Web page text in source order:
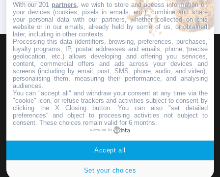
HOMEPAGEREDAZIONEINVIA UN COMUNICATO STAMPA
PUBBLICITÀSCRIVI AL DIRETTORE
Copyright © 2016 - 2025 ASD Fondo Italia - Partita Iva: IT 03855110049
With our 201 partners , we wish to store and access information on
your devices (cookies, pixels in emails, etc.), combine and share
your personal data with our partners, whether collected on this
website or in our emails, already held by some of us, or obtained
later, including in other contexts.
Processing this data (identifiers, browsing, preferences, purchases,
loyalty programs, IP, postal addresses and emails, phone, precise
geolocation, etc.) allows developing and offering you services,
content, commercial offers and ads across your devices and
screens (including by email, post, SMS, phone, audio, and video),
personalising them, measuring their performance, and analysing
audiences.
You can "accept all" and withdraw your consent at any time via the
"cookie" icon, or refuse trackers and activities subject to consent by
clicking the X Closing button. You can also "set detailed
preferences" and object to processing activities not subject to
consent. These choices remain valid for 6 months.
powered by
Set your choices
Accept all